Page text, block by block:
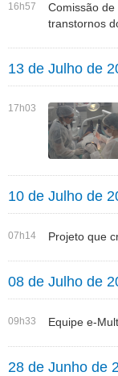
16h57
Comissão
transtornos
13 de Julho de
17h03
10 de Julho de
07h14 Projeto que
08 de Julho de
09h33 Equipe e-
28 de Junho de